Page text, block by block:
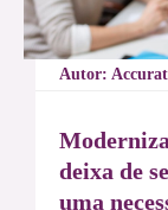
Autor:
deixa de
uma